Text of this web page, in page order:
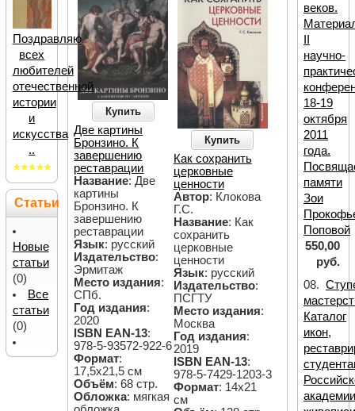
Купить
Две картины
Бронзино. К
завершению
реставрации
Название: Две
картины
Бронзино. К
завершению
реставрации
Язык: русский
Издательство:
Эрмитаж
Место издания:
СПб.
Год издания:
2020
ISBN EAN-13:
978-5-93572-922-6
Формат:
17,5х21,5 см
Объём: 68 стр.
Обложка: мягкая
Купить
Как сохранить
церковные
ценности
Автор: Клокова
Г.С.
Название: Как
сохранить
церковные
ценности
Язык: русский
Издательство:
ПСГТУ
Место издания:
Москва
Год издания:
2019
ISBN EAN-13:
978-5-7429-1203-3
Формат: 14х21
см
Поздравляю
всех
любителей
отечественной
истории
и
искусства
..
Статьи
Новые
статьи
(0)
Все
статьи
(0)
веков.
научно-
18-19
октября
2011
года.
памяти
Зои
Поповой
550,00
руб.
08.
Каталог
икон,